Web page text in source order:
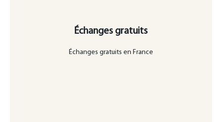
Échanges gratuits
Échanges gratuits en France